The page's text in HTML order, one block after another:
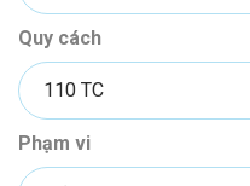
Quy cách
Phạm vi